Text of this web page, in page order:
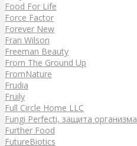
Food For Life
Force Factor
Forever New
Fran Wilson
Freeman Beauty
From The Ground Up
FromNature
Frudia
Fruily
Full Circle Home LLC
Fungi Perfecti, защита организма
Further Food
FutureBiotics